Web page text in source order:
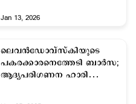
Jan 13, 2026
ലെവൻഡോവ്സ്കിയുടെ
പകരക്കാരനെത്തേടി ബാര്‍സ;
ആദ്യപരിഗണന ഹാരി